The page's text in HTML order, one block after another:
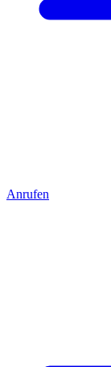
Anrufen